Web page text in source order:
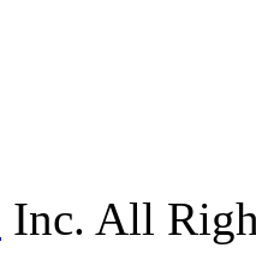
Inc. All